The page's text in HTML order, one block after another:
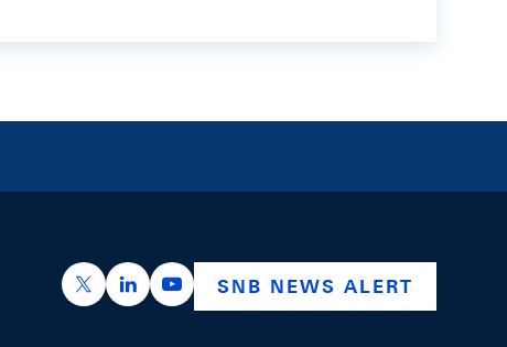
https://x.com/snb_bns
https://ch.linkedin.com/company/swiss-
https://www.youtube.com/
SNB NEWS ALERT